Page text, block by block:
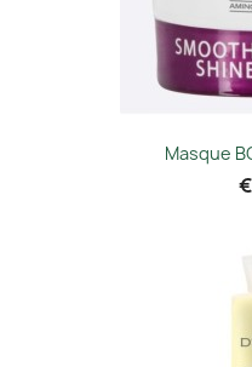
Masque